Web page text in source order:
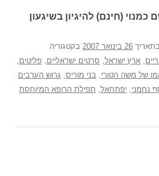
כמנוי (חינם) להיגיון בשיגעון
26 בינואר 2007
בקטגוריה
ארץ ישראל סרטים ישראליים פליטים
של משה הטורי בני מוריס גרוש הערבים
נחמני יפתחאל תפילת הרופא המיוחסת